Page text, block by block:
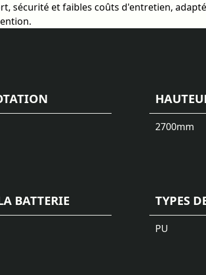
sécurité et faibles coûts d'entretien,
2700mm
BATTERIE TYPES
PU